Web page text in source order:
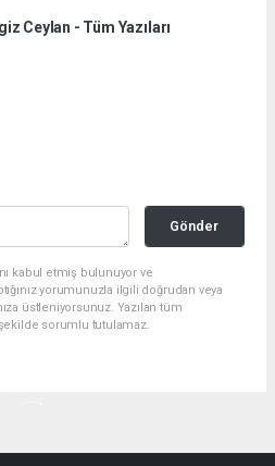
Ceylan - Tüm Yazıları
Gönder
kabul etmiş bulunuyor ve
yorumunuzla ilgili doğrudan veya
üstleniyorsunuz. Yazılan tüm
sorumlu tutulamaz.